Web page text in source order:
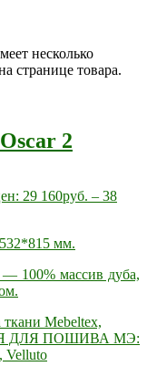
несколько
странице товара.
2
29 160руб. – 38
мм.
— 100% массив дуба,
Mebeltex,
ДЛЯ ПОШИВА МЭ:
Velluto